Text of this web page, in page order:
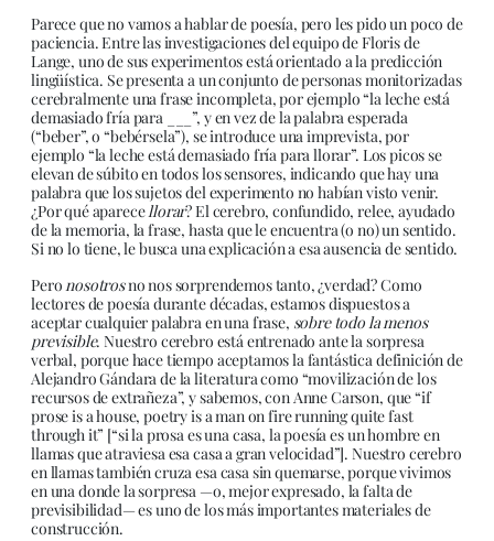
Parece que no vamos a hablar de poesía, pero les pido un poco de
paciencia. Entre las investigaciones del equipo de Floris de
Lange, uno de sus experimentos está orientado a la predicción
lingüística. Se presenta a un conjunto de personas monitorizadas
cerebralmente una frase incompleta, por ejemplo “la leche está
demasiado fría para ___”, y en vez de la palabra esperada
(“beber”, o “bebérsela”), se introduce una imprevista, por
ejemplo “la leche está demasiado fría para llorar”. Los picos se
elevan de súbito en todos los sensores, indicando que hay una
palabra que los sujetos del experimento no habían visto venir.
¿Por qué aparecellorar? El cerebro, confundido, relee, ayudado
de la memoria, la frase, hasta que le encuentra (o no) un sentido.
Si no lo tiene, le busca una explicación a esa ausencia de sentido.
Peronosotrosno nos sorprendemos tanto, ¿verdad? Como
lectores de poesía durante décadas, estamos dispuestos a
aceptar cualquier palabra en una frase, sobre todo la menos
previsible. Nuestro cerebro está entrenado ante la sorpresa
verbal, porque hace tiempo aceptamos la fantástica definición de
Alejandro Gándara de la literatura como “movilización de los
recursos de extrañeza”, y sabemos, con Anne Carson, que “if
prose is a house, poetry is a man on fire running quite fast
through it” [“si la prosa es una casa, la poesía es un hombre en
llamas que atraviesa esa casa a gran velocidad”]. Nuestro cerebro
en llamas también cruza esa casa sin quemarse, porque vivimos
en una donde la sorpresa —o, mejor expresado, la falta de
previsibilidad— es uno de los más importantes materiales de
construcción.